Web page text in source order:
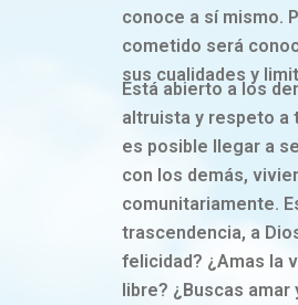
conoce a sí mismo.
cometido será
sus cualidades y
Está abierto a los
altruista y respeto a
es posible llegar a
con los demás,
comunitariamente.
trascendencia, a
felicidad? ¿Amas la
libre? ¿Buscas amar